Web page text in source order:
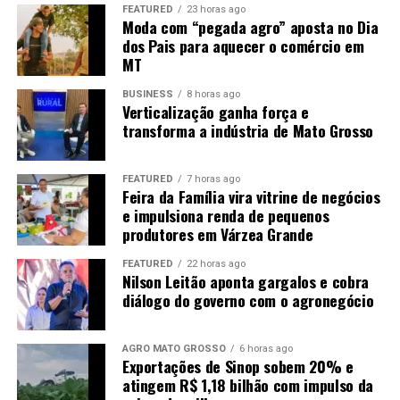
A onça-parda é exclusivamente carnívora, mas
apresenta uma dieta bastante variada. De acordo com o
Instituto Onçafari, é uma das espécies mais generalistas
entre os felinos e consegue se adaptar à disponibilidade
de alimento. Quando não encontra presas maiores, pode
se alimentar de animais como lagartos, aves e até
insetos.
A forma de caça também apresenta diferenças em
relação à onça-pintada. A onça-parda geralmente mata
suas presas por meio de uma mordida no pescoço,
provocando asfixia. Depois, costuma começar a se
alimentar pela região das costelas, do abdômen e das
vísceras.
Quando não consome toda a presa, o animal pode
esconder a carcaça utilizando folhas, terra e galhos.
Dessa forma, consegue retornar ao local
FEATURED 23 horas ago
Moda com “pegada agro” aposta no Dia
dos Pais para aquecer o comércio em
MT
BUSINESS 8 horas ago
Verticalização ganha força e
transforma a indústria de Mato Grosso
FEATURED 7 horas ago
Feira da Família vira vitrine de negócios
e impulsiona renda de pequenos
produtores em Várzea Grande
FEATURED 22 horas ago
Nilson Leitão aponta gargalos e cobra
diálogo do governo com o agronegócio
AGRO MATO GROSSO 6 horas ago
Exportações de Sinop sobem 20% e
atingem R$ 1,18 bilhão com impulso da